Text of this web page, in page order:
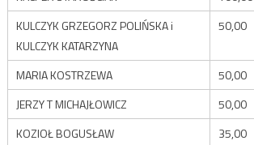
KULCZYK GRZEGORZ POLIŃSKA i
KULCZYK KATARZYNA
50,00
MARIA KOSTRZEWA
50,00
JERZY T MICHAJŁOWICZ
50,00
KOZIOŁ BOGUSŁAW
35,00